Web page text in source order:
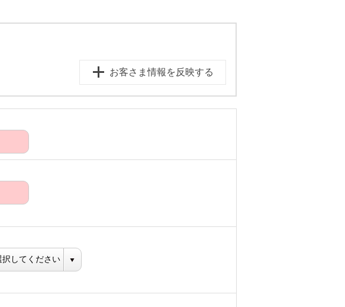
お客さま情報を反映する